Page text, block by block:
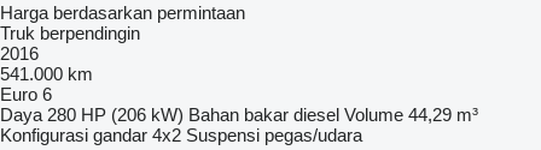
Harga berdasarkan permintaan
Truk berpendingin
2016
541.000 km
Euro 6
Daya 280 HP (206 kW) Bahan bakar diesel Volume 44,29 m³
Konfigurasi gandar 4x2 Suspensi pegas/udara